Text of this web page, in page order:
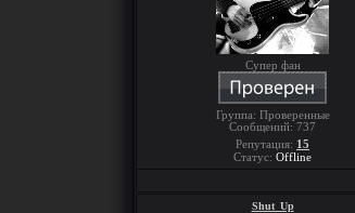
Супер фан
Группа: Проверенные
Сообщений: 737
Репутация: 15
Статус: Offline
Shut_Up